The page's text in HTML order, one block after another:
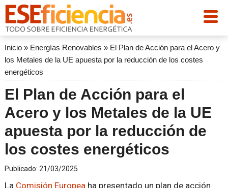
Inicio» Energías Renovables » El Plan de Acción para el Acero y
los Metales de la UE apuesta por la reducción de los costes
energéticos
El Plan de Acción para el
Acero y los Metales de la UE
apuesta por la reducción de
los costes energéticos
Publicado: 21/03/2025
La Comisión Europeaha presentado un plan de acción